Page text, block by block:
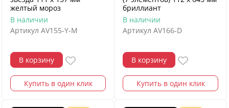
желтый мороз
В наличии
Артикул AV155-Y-M
В корзину
Купить в один клик
бриллиант
В наличии
Артикул AV166-D
В корзину
Купить в один клик